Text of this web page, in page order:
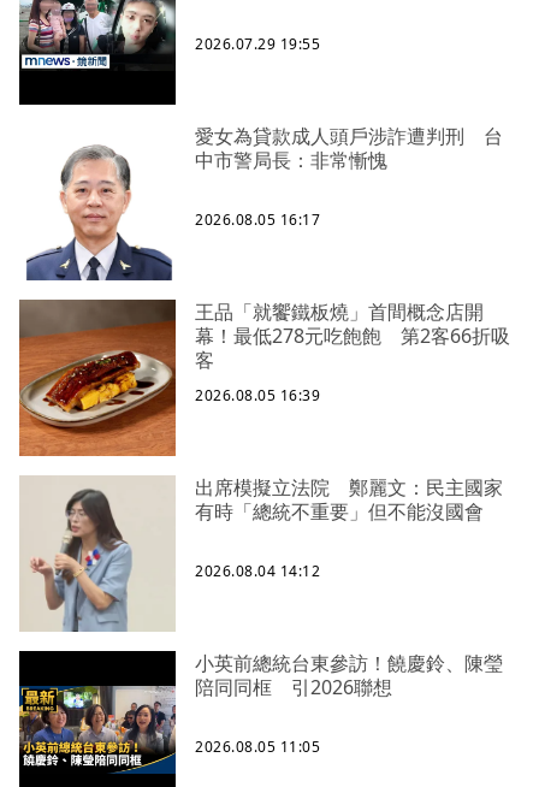
2026.07.29 19:55
愛女為貸款成人頭戶涉詐遭判刑 台
中市警局長：非常慚愧
2026.08.05 16:17
王品「就饗鐵板燒」首間概念店開
幕！最低278元吃飽飽 第2客66折吸
客
2026.08.05 16:39
出席模擬立法院 鄭麗文：民主國家
有時「總統不重要」但不能沒國會
2026.08.04 14:12
小英前總統台東參訪！饒慶鈴、陳瑩
陪同同框 引2026聯想
2026.08.05 11:05